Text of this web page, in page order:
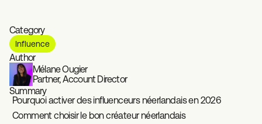
Category
Influence
Author
Mélane Ougier
Partner, Account Director
Summary
Pourquoi activer des influenceurs néerlandais en 2026
Comment choisir le bon créateur néerlandais